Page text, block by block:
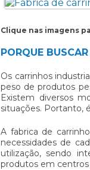
Clique nas imagens
PORQUE
Os carrinhos
peso de produtos
Existem diversos
situações. Portanto,
A fabrica de
necessidades de
utilização, sendo
produtos em centros